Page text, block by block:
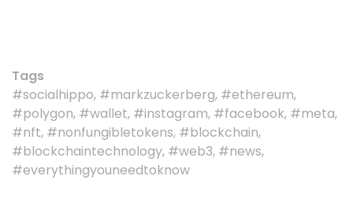
Tags
#socialhippo, #markzuckerberg, #ethereum,
#polygon, #wallet, #instagram, #facebook, #meta,
#nft, #nonfungibletokens, #blockchain,
#blockchaintechnology, #web3, #news,
#everythingyouneedtoknow